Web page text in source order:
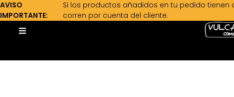
AVISO
IMPORTANTE:
Si los productos añadidos en tu pedido tienen
corren por cuenta del cliente.